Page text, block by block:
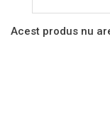
Acest produs nu